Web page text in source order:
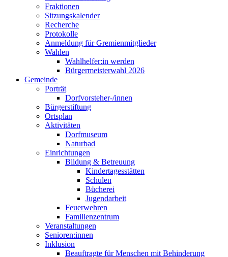
Fraktionen
Sitzungskalender
Recherche
Protokolle
Anmeldung für Gremienmitglieder
Wahlen
Wahlhelfer:in werden
Bürgermeisterwahl 2026
Gemeinde
Porträt
Dorfvorsteher-/innen
Bürgerstiftung
Ortsplan
Aktivitäten
Dorfmuseum
Naturbad
Einrichtungen
Bildung & Betreuung
Kindertagesstätten
Schulen
Bücherei
Jugendarbeit
Feuerwehren
Familienzentrum
Veranstaltungen
Senioren:innen
Inklusion
Beauftragte für Menschen mit Behinderung